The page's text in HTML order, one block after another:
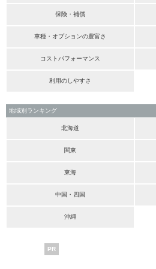
保険・補償
車種・オプションの豊富さ
コストパフォーマンス
利用のしやすさ
地域別ランキング
北海道
関東
東海
中国・四国
沖縄
PR